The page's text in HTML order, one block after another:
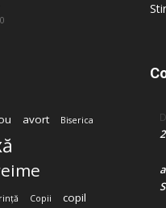
avort Biserica
Copii
copil